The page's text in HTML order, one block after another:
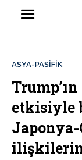
ASYA-PASİFİK
etkisiyle